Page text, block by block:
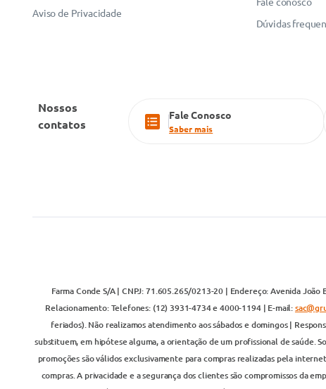
Aviso de Privacidade
Dúvidas
Nossos
contatos
Fale Conosco
Saber mais
Farma Conde S/A | CNPJ: 71.605.265/0213-20 | Endereço: Avenida
Relacionamento: Telefones: (12) 3931-4734 e 4000-1194 | E-mail:
feriados). Não realizamos atendimento aos sábados e domingos |
substituem, em hipótese alguma, a orientação de um profissional de saúde.
promoções são válidos exclusivamente para compras realizadas pela
compras. A privacidade e a segurança dos clientes são compromissos da